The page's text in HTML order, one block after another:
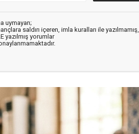
uymayan;
saldırı içeren, imla kuralları ile yazılmamış,
yazılmış yorumlar